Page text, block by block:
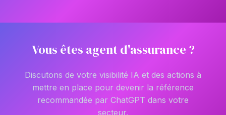
Vous êtes agent d'assurance ?
Discutons de votre visibilité IA et des actions à
mettre en place pour devenir la référence
recommandée par ChatGPT dans votre
secteur.